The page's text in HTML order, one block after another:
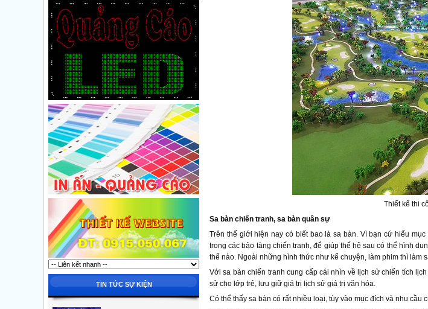
TIN TỨC SỰ KIỆN
Thiết kế thi
Sa bàn chiến tranh, sa bàn quân sự
Trên thế giới hiện nay có biết bao là sa bàn. Vì bạn cứ hiểu
trong các bảo tàng chiến tranh, để giúp thế hệ sau có thể hình
thế nào. Ngoài những hình thức như kể chuyện, làm phim thì
Với sa bàn chiến tranh cung cấp cái nhìn về lịch sử chiến tích
sử cho lớp trẻ, lưu giữ giá trị lịch sử giá trị văn hóa.
Có thể thấy sa bàn có rất nhiều loại, tùy vào mục đích và nhu